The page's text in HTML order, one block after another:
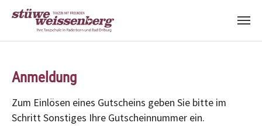
Anmeldung
Zum Einlösen eines Gutscheins geben Sie bitte im
Schritt Sonstiges Ihre Gutscheinnummer ein.